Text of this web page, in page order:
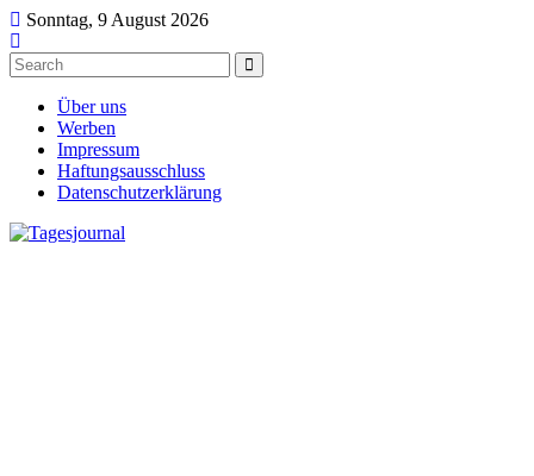
Sonntag, 9 August 2026
Über uns
Werben
Impressum
Haftungsausschluss
Datenschutzerklärung